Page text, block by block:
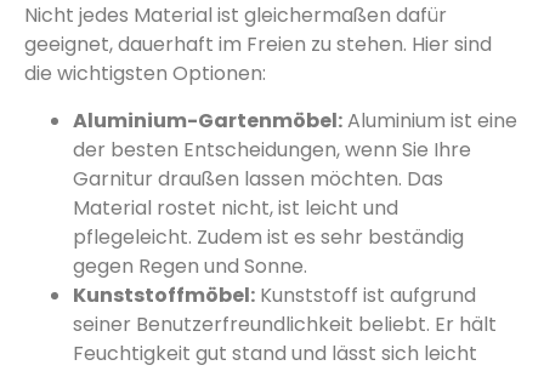
Nicht jedes Material ist gleichermaßen dafür
geeignet, dauerhaft im Freien zu stehen. Hier sind
die wichtigsten Optionen:
Aluminium-Gartenmöbel:Aluminium ist eine
der besten Entscheidungen, wenn Sie Ihre
Garnitur draußen lassen möchten. Das
Material rostet nicht, ist leicht und
pflegeleicht. Zudem ist es sehr beständig
gegen Regen und Sonne.
Kunststoffmöbel: Kunststoff ist aufgrund
seiner Benutzerfreundlichkeit beliebt. Er hält
Feuchtigkeit gut stand und lässt sich leicht